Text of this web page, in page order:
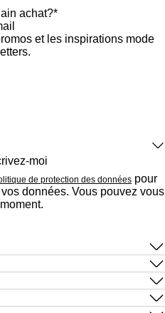
achat?*
et les inspirations mode
moi
de protection des données pour
données. Vous pouvez vous